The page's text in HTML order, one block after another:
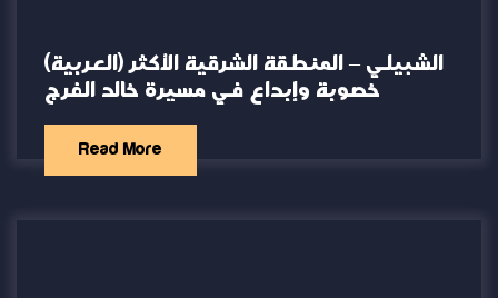
(العربية) الشبيلي – المنطقة الشرقية الأكثر
خصوبة وإبداع في مسيرة خالد الفرج
Read More